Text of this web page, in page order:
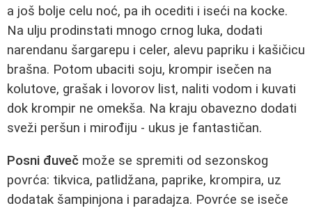
a još bolje celu noć, pa ih ocediti i iseći na kocke.
Na ulju prodinstati mnogo crnog luka, dodati
narendanu šargarepu i celer, alevu papriku i kašičicu
brašna. Potom ubaciti soju, krompir isečen na
kolutove, grašak i lovorov list, naliti vodom i kuvati
dok krompir ne omekša. Na kraju obavezno dodati
sveži peršun i mirođiju - ukus je fantastičan.
Posni đuveč može se spremiti od sezonskog
povrća: tikvica, patlidžana, paprike, krompira, uz
dodatak šampinjona i paradajza. Povrće se iseče